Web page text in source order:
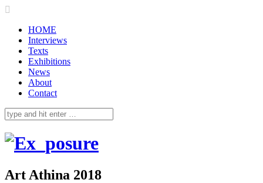
HOME
Interviews
Texts
Exhibitions
News
About
Contact
Art Athina 2018